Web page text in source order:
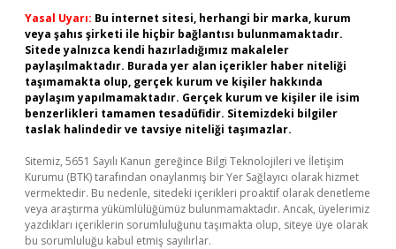
Yasal Uyarı: Bu internet sitesi, herhangi bir marka, kurum
veya şahıs şirketi ile hiçbir bağlantısı bulunmamaktadır.
Sitede yalnızca kendi hazırladığımız makaleler
paylaşılmaktadır. Burada yer alan içerikler haber niteliği
taşımamakta olup, gerçek kurum ve kişiler hakkında
paylaşım yapılmamaktadır. Gerçek kurum ve kişiler ile isim
benzerlikleri tamamen tesadüfidir. Sitemizdeki bilgiler
taslak halindedir ve tavsiye niteliği taşımazlar.
Sitemiz, 5651 Sayılı Kanun gereğince Bilgi Teknolojileri ve İletişim
Kurumu (BTK) tarafından onaylanmış bir Yer Sağlayıcı olarak hizmet
vermektedir. Bu nedenle, sitedeki içerikleri proaktif olarak denetleme
veya araştırma yükümlülüğümüz bulunmamaktadır. Ancak, üyelerimiz
yazdıkları içeriklerin sorumluluğunu taşımakta olup, siteye üye olarak
bu sorumluluğu kabul etmiş sayılırlar.